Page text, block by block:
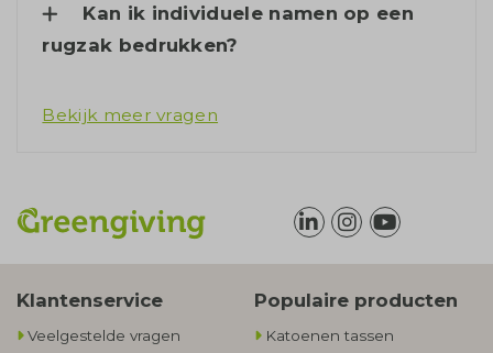
Kan ik individuele namen op een
rugzak bedrukken?
Bekijk meer vragen
Klantenservice
Veelgestelde vragen
Populaire producten
Katoenen tassen